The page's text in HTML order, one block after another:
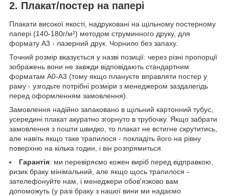
2. Плакат/постер на папері
Плакати високої якості, надруковані на щільному постерному
папері (140-180г/м²) методом струминного друку, для
формату А3 - лазерний друк. Чорнило без запаху.
Точний розмір вказується у назві позиції: через різні пропорції
зображень вони не завжди відповідають стандартним
форматам А0-А3 (тому якщо плануєте вправляти постер у
раму - узгодьте потрібні розміри з менеджером заздалегідь
перед оформленням замовлення).
Замовлення надійно запаковано в щільний картонний тубус,
усередині плакат акуратно згорнуто в трубочку. Якщо забрати
замовлення з пошти швидко, то плакат не встигне скрутитись,
але навіть якщо таке трапилося - покладіть його на рівну
поверхню на кілька годин, і він розпрямиться.
Гарантія: ми перевіряємо кожен виріб перед відправкою,
ризик браку мінімальний, але якщо щось трапилося -
зателефонуйте нам, і менеджери обов'язково вам
допоможуть (у разі браку з нашої вини ми надаємо